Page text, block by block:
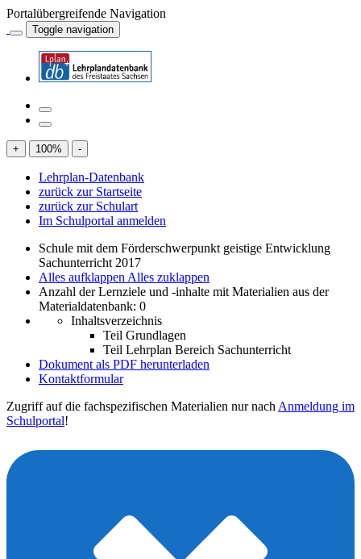
Portalübergreifende Navigation
Toggle navigation
+ 100% -
Lehrplan-Datenbank
zurück zur Startseite
zurück zur Schulart
Im Schulportal anmelden
Schule mit dem Förderschwerpunkt geistige Entwicklung
Sachunterricht 2017
Alles aufklappen Alles zuklappen
Anzahl der Lernziele und -inhalte mit Materialien aus der
Materialdatenbank: 0
Inhaltsverzeichnis
Teil Grundlagen
Teil Lehrplan Bereich Sachunterricht
Dokument als PDF herunterladen
Kontaktformular
Zugriff auf die fachspezifischen Materialien nur nach Anmeldung im
Schulportal!